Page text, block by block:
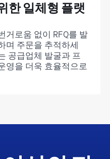
한 일체형 플랫
거로움 없이 RFQ를 발
며 주문을 추적하세
공급업체 발굴과 프
영을 더욱 효율적으로